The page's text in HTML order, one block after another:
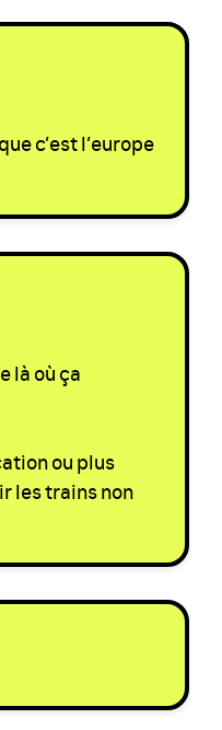
c’est l’europe
là où ça
ou plus
les trains non